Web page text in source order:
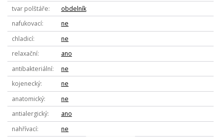
tvar polštáře
obdelník
nafukovací
ne
chladicí
ne
relaxační
ano
antibakteriální
ne
kojenecký
ne
anatomický
ne
antialergický
ano
nahřívací
ne